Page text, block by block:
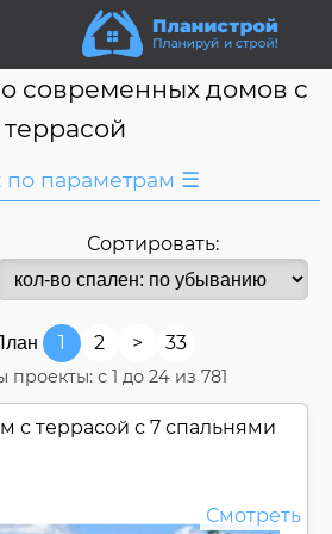
современных домов с
террасой
по параметрам ☰
Только строительство
Сортировать:
1 2 > 33
проекты: с 1 до 24из 781
c террасой с 7 спальнями
Смотреть